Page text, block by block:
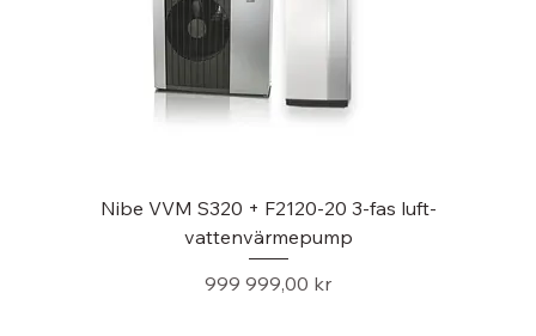
Nibe VVM S320 + F2120-20 3-fas luft-
vattenvärmepump
Pris
999 999,00 kr